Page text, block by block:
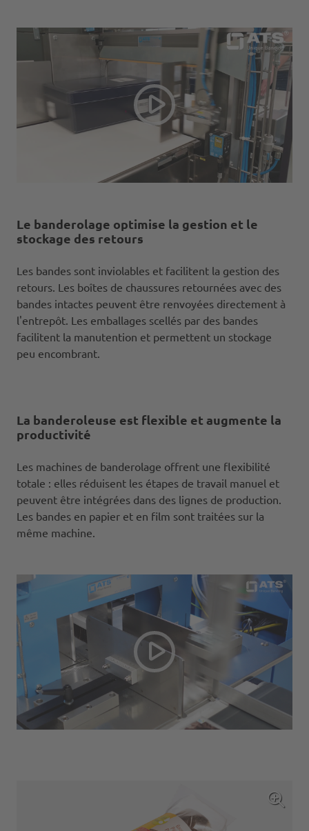
Le banderolage optimise la gestion et le
stockage des retours
Les bandes sont inviolables et facilitent la gestion des
retours. Les boîtes de chaussures retournées avec des
bandes intactes peuvent être renvoyées directement à
l'entrepôt. Les emballages scellés par des bandes
facilitent la manutention et permettent un stockage
peu encombrant.
La banderoleuse est flexible et augmente la
productivité
Les machines de banderolage offrent une flexibilité
totale : elles réduisent les étapes de travail manuel et
peuvent être intégrées dans des lignes de production.
Les bandes en papier et en film sont traitées sur la
même machine.